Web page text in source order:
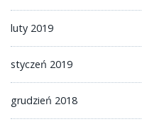
luty 2019
styczeń 2019
grudzień 2018